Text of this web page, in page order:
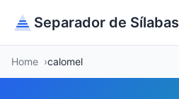
Separador de Sílabas
Home calomel